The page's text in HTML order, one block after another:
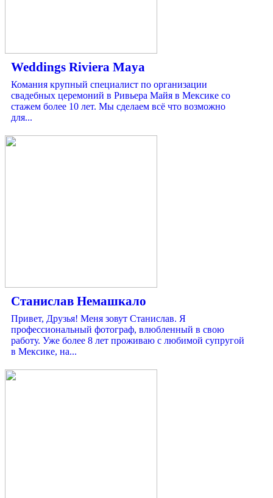
Weddings Riviera Maya
Комания крупный специалист по организации
свадебных церемоний в Ривьера Майя в Мексике со
стажем более 10 лет. Мы сделаем всё что возможно
для...
Станислав Немашкало
Привет, Друзья! Меня зовут Станислав. Я
профессиональный фотограф, влюбленный в свою
работу. Уже более 8 лет проживаю с любимой супругой
в Мексике, на...